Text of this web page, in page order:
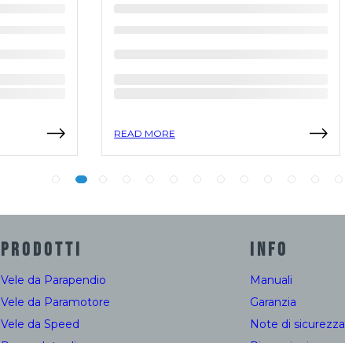
READ MORE
PRODOTTI
Vele da Parapendio
Vele da Paramotore
Vele da Speed
INFO
Manuali
Garanzia
Note di sicurezza